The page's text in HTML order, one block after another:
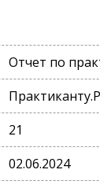
Отчет по
21
02.06.2024